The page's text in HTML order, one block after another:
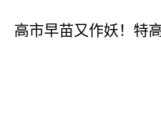
高市早苗又作妖！特